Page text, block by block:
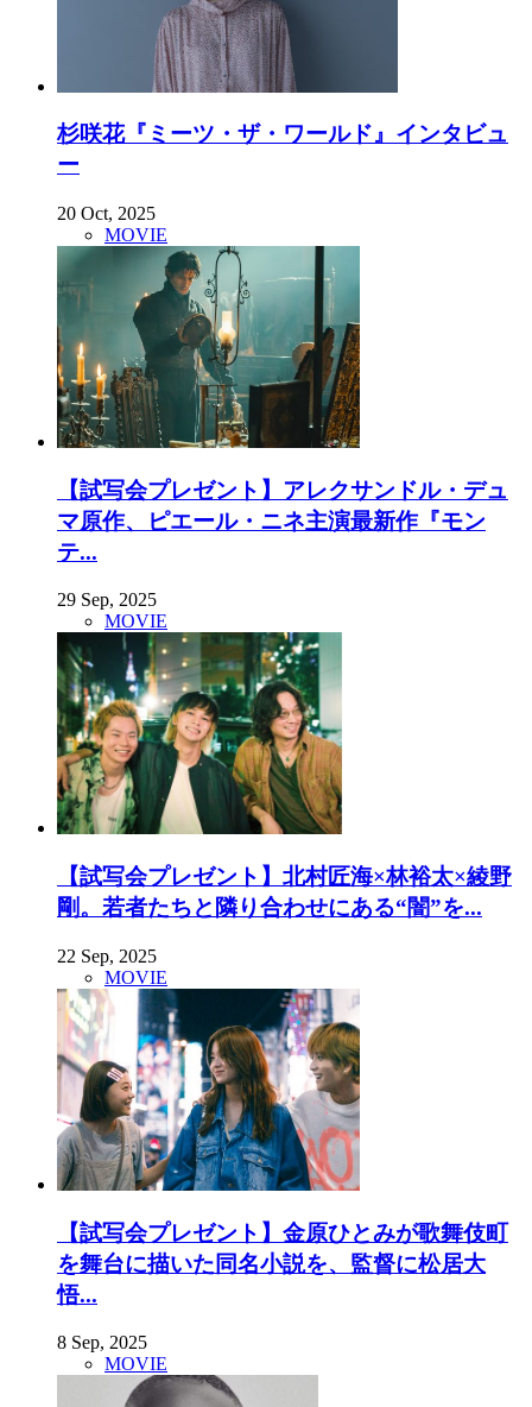
杉咲花『ミーツ・ザ・ワールド』インタビュ
ー
20 Oct, 2025
MOVIE
【試写会プレゼント】アレクサンドル・デュ
マ原作、ピエール・ニネ主演最新作『モン
テ...
29 Sep, 2025
MOVIE
【試写会プレゼント】北村匠海×林裕太×綾野
剛。若者たちと隣り合わせにある“闇”を...
22 Sep, 2025
MOVIE
【試写会プレゼント】金原ひとみが歌舞伎町
を舞台に描いた同名小説を、監督に松居大
悟...
8 Sep, 2025
MOVIE